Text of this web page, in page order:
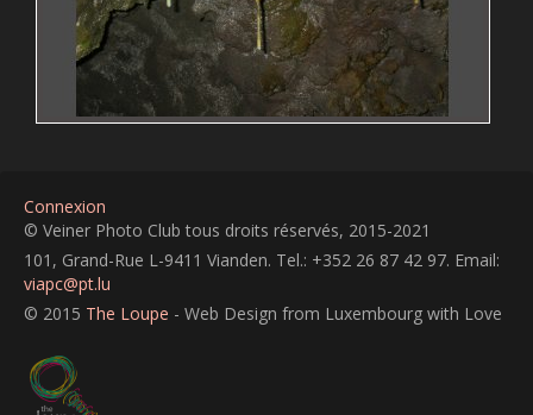
Connexion
© Veiner Photo Club tous droits réservés, 2015-2021
101, Grand-Rue L-9411 Vianden. Tel.: +352 26 87 42 97. Email:
viapc@pt.lu
© 2015 The Loupe - Web Design from Luxembourg with Love